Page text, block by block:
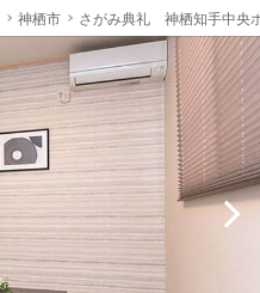
神栖市 さがみ典礼 神栖知手中央